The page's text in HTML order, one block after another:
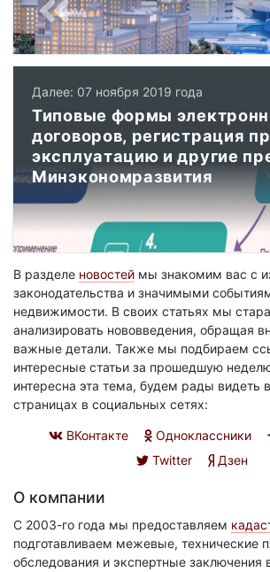
Далее: 07 ноября 2019 года
Типовые формы
договоров, регистрация
эксплуатацию и другие
Минэкономразвития
В разделе новостей мы знакомим вас с
законодательства и значимыми
недвижимости. В своих статьях мы
анализировать нововведения, обращая
важные детали. Также мы подбираем
интересные статьи за прошедшую
интересна эта тема, будем рады видеть
страницах в социальных сетях:
ВКонтакте Одноклассники
Twitter
Дзен
О компании
С 2003-го года мы предоставляем
подготавливаем межевые, технические
обследования и экспертные заключения